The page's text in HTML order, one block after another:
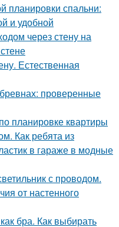
планировки спальни:
и удобной
через стену на
Естественная
проверенные
планировке квартиры
Как ребята из
в гараже в модные
с проводом.
от настенного
бра. Как выбирать